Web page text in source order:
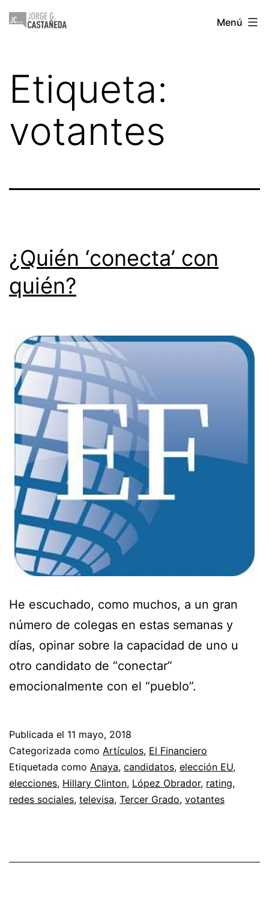
Saltar
Jorge
Menú
Etiqueta:
votantes
¿Quién ‘conecta’ con
quién?
He escuchado, como muchos, a un gran
número de colegas en estas semanas y
días, opinar sobre la capacidad de uno u
otro candidato de “conectar”
emocionalmente con el “pueblo”.
Publicada el 11 mayo, 2018
Categorizada como Artículos, El Financiero
Etiquetada como Anaya, candidatos, elección EU,
elecciones, Hillary Clinton, López Obrador, rating,
redes sociales, televisa, Tercer Grado, votantes